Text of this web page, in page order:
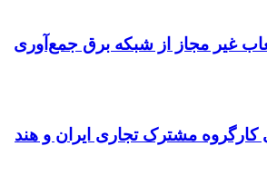
غیر مجاز از شبکه برق جمع‌آوری
مشترک تجاری ایران و هند